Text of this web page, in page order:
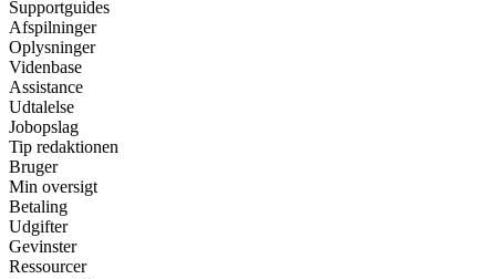
Supportguides
Afspilninger
Oplysninger
Videnbase
Assistance
Udtalelse
Jobopslag
Tip redaktionen
Bruger
Min oversigt
Betaling
Udgifter
Gevinster
Ressourcer